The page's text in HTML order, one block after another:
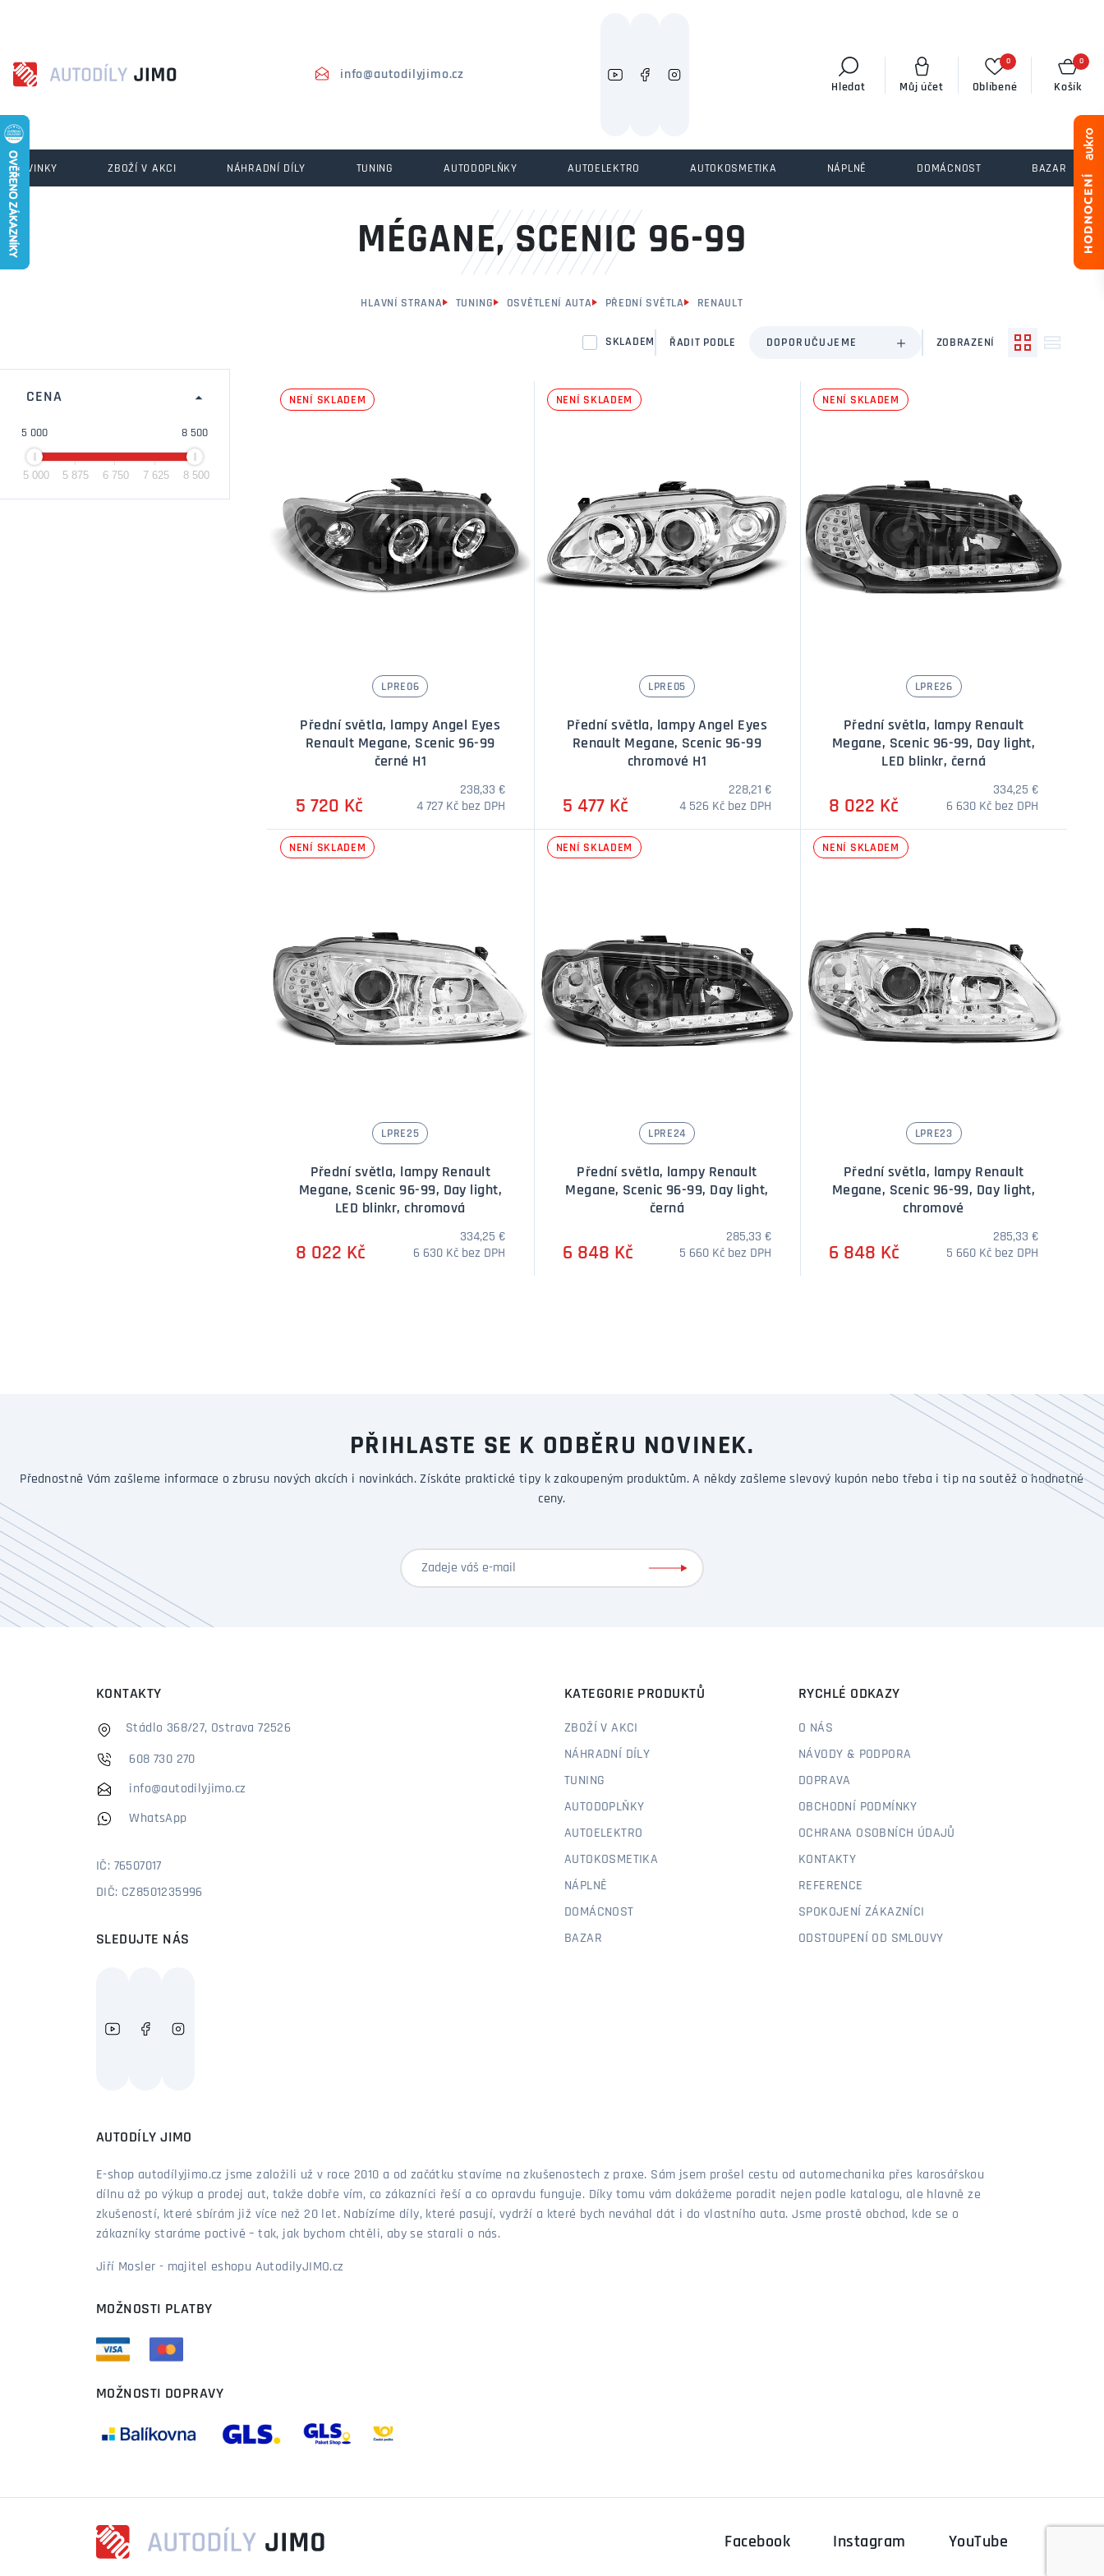
info@autodilyjimo.cz
Hledat Můj účet
0
Oblíbené
0
Košík
NOVINKY ZBOŽÍ V AKCI NÁHRADNÍ DÍLY TUNING AUTODOPLŇKY AUTOELEKTRO AUTOKOSMETIKA NÁPLNĚ DOMÁCNOST BAZAR
MÉGANE, SCENIC 96-99
HLAVNÍ STRANA TUNING OSVĚTLENÍ AUTA PŘEDNÍ SVĚTLA RENAULT
SKLADEM ŘADIT PODLE DOPORUČUJEME ZOBRAZENÍ
CENA
5 000 8 500
5 000 5 875 6 750 7 625 8 500
NENÍ SKLADEM
LPRE06
Přední světla, lampy Angel Eyes
Renault Megane, Scenic 96-99
černé H1
5 720 Kč
238,33 €
4 727 Kč bez DPH
NENÍ SKLADEM
LPRE05
Přední světla, lampy Angel Eyes
Renault Megane, Scenic 96-99
chromové H1
5 477 Kč
228,21 €
4 526 Kč bez DPH
NENÍ SKLADEM
LPRE26
Přední světla, lampy Renault
Megane, Scenic 96-99, Day light,
LED blinkr, černá
8 022 Kč
334,25 €
6 630 Kč bez DPH
NENÍ SKLADEM
LPRE25
Přední světla, lampy Renault
Megane, Scenic 96-99, Day light,
LED blinkr, chromová
8 022 Kč
334,25 €
6 630 Kč bez DPH
NENÍ SKLADEM
LPRE24
Přední světla, lampy Renault
Megane, Scenic 96-99, Day light,
černá
6 848 Kč
285,33 €
5 660 Kč bez DPH
NENÍ SKLADEM
LPRE23
Přední světla, lampy Renault
Megane, Scenic 96-99, Day light,
chromové
6 848 Kč
285,33 €
5 660 Kč bez DPH
PŘIHLASTE SE K ODBĚRU NOVINEK.
Přednostně Vám zašleme informace o zbrusu nových akcích i novinkách. Získáte praktické tipy k zakoupeným produktům. A někdy zašleme slevový kupón nebo třeba i tip na soutěž o hodnotné
ceny.
KONTAKTY
Stádlo 368/27, Ostrava 72526
608 730 270
info@autodilyjimo.cz
WhatsApp
IČ: 76507017
DIČ: CZ8501235996
SLEDUJTE NÁS
KATEGORIE PRODUKTŮ
ZBOŽÍ V AKCI
NÁHRADNÍ DÍLY
TUNING
AUTODOPLŇKY
AUTOELEKTRO
AUTOKOSMETIKA
NÁPLNĚ
DOMÁCNOST
BAZAR
RYCHLÉ ODKAZY
O NÁS
NÁVODY & PODPORA
DOPRAVA
OBCHODNÍ PODMÍNKY
OCHRANA OSOBNÍCH ÚDAJŮ
KONTAKTY
REFERENCE
SPOKOJENÍ ZÁKAZNÍCI
ODSTOUPENÍ OD SMLOUVY
AUTODÍLY JIMO
E-shop autodílyjimo.cz jsme založili už v roce 2010 a od začátku stavíme na zkušenostech z praxe. Sám jsem prošel cestu od automechanika přes karosářskou
dílnu až po výkup a prodej aut, takže dobře vím, co zákazníci řeší a co opravdu funguje. Díky tomu vám dokážeme poradit nejen podle katalogu, ale hlavně ze
zkušeností, které sbírám již více než 20 let. Nabízíme díly, které pasují, vydrží a které bych neváhal dát i do vlastního auta. Jsme prostě obchod, kde se o
zákazníky staráme poctivě – tak, jak bychom chtěli, aby se starali o nás.
Jiří Mosler - majitel eshopu AutodilyJIMO.cz
MOŽNOSTI PLATBY
MOŽNOSTI DOPRAVY
Facebook Instagram YouTube
Můžeme vám pomoci něco najít?